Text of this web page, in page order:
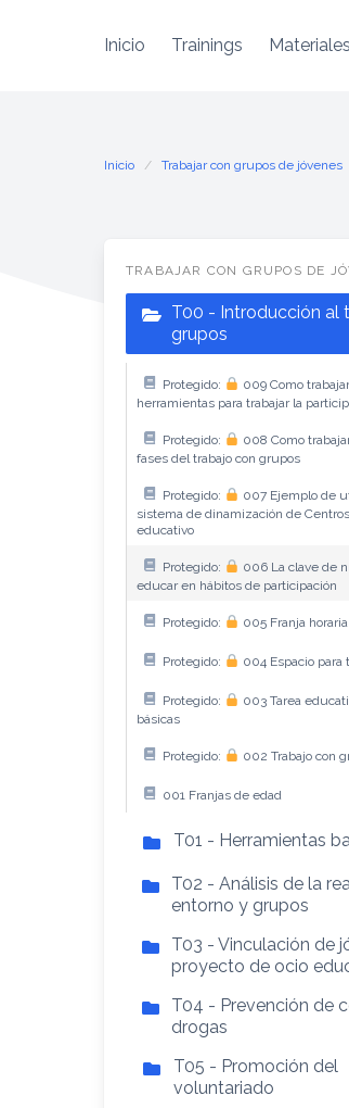
Inicio Trainings Materiales
Inicio Trabajar con grupos de jóvenes
TRABAJAR CON GRUPOS DE
T00 - Introducción al
grupos
Protegido:
009 Como
herramientas para trabajar la
Protegido:
008 Como
fases del trabajo con grupos
Protegido:
007 Ejemplo de
sistema de dinamización de
educativo
Protegido:
006 La clave de
educar en hábitos de participación
Protegido: 005 Franja
Protegido: 004 Espacio para
Protegido:
003 Tarea
básicas
Protegido: 002 Trabajo con
001 Franjas de edad
T01 - Herramientas
T02 - Análisis de la
entorno y grupos
T03 - Vinculación de
proyecto de ocio
T04 - Prevención de
drogas
T05 - Promoción del
voluntariado